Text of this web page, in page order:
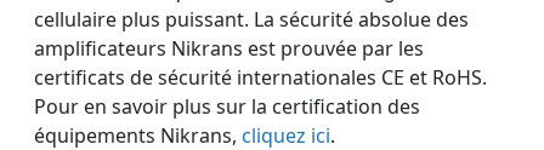
cellulaire plus puissant. La sécurité absolue des
amplificateurs Nikrans est prouvée par les
certificats de sécurité internationales CE et RoHS.
Pour en savoir plus sur la certification des
équipements Nikrans, cliquez ici.